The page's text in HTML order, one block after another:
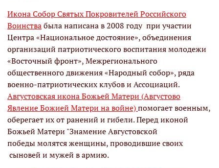
Икона Собор Святых Покровителей Российского
Воинствабыла написана в 2008 году при участии
Центра «Национальное достояние», объединения
организаций патриотического воспитания молодежи
«Восточный фронт», Межрегионального
общественного движения «Народный собор», ряда
военно-патриотических клубов и Ассоциаций.
Августовская икона Божьей Матери (Августово
Явление Божией Матери на войне)помогает военным,
оберегает их от ранений и гибели. Перед иконой
Божьей Матери "Знамение Августовской
победы молятся женщины, проводившие своих
сыновей и мужей в армию.